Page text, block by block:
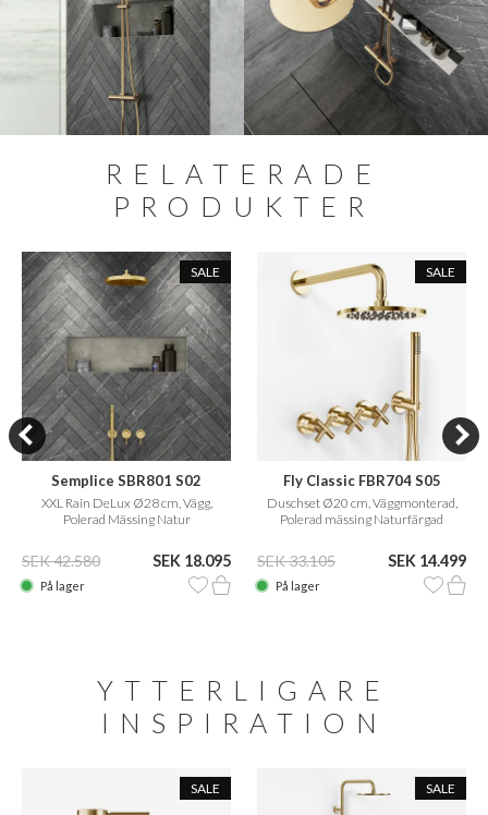
RELATERADE
PRODUKTER
SALE
Semplice SBR801 S02
XXL Rain DeLux Ø28 cm, Vägg,
Polerad Mässing Natur
SEK 42.580 SEK 18.095
På lager
SALE
Fly Classic FBR704 S05
Duschset Ø20 cm, Väggmonterad,
Polerad mässing Naturfärgad
SEK 33.105 SEK 14.499
På lager
YTTERLIGARE
INSPIRATION
SALE SALE